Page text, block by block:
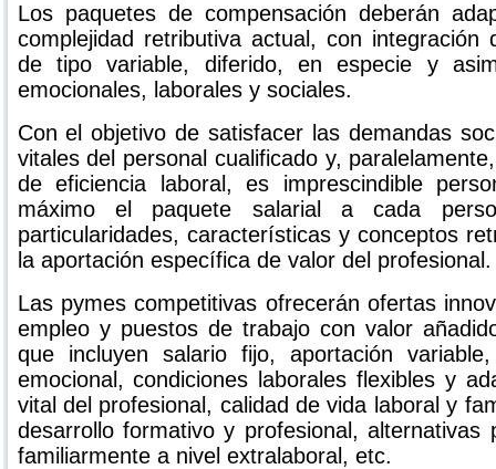
Los paquetes de compensación deberán
complejidad retributiva actual, con integración
de tipo variable, diferido, en especie y
emocionales, laborales y sociales.
Con el objetivo de satisfacer las demandas
vitales del personal cualificado y,
de eficiencia laboral, es imprescindible
máximo el paquete salarial a cada
particularidades, características y conceptos
la aportación específica de valor del profesional.
Las pymes competitivas ofrecerán ofertas
empleo y puestos de trabajo con valor
que incluyen salario fijo, aportación
emocional, condiciones laborales flexibles y
vital del profesional, calidad de vida laboral y
desarrollo formativo y profesional, alternativas
familiarmente a nivel extralaboral, etc.